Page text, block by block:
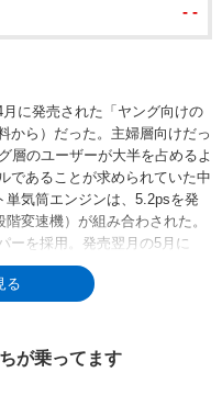
- -
に発売された「ヤング向けの
から）だった。主婦層向けだっ
層のユーザーが大半を占めるよ
であることが求められていた中
気筒エンジンは、5.2psを発
変速機）が組み合わされた。
ーを採用。発売翌月の5月に
スを備えた「ウイングスペシャ
1986年3月にはDJ・1Rが追加
る
が乗ってます